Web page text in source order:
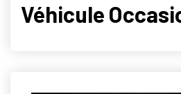
Véhicule